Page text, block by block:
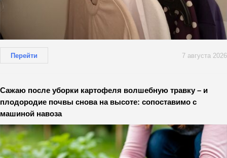
Перейти 7 августа 2026
Сажаю после уборки картофеля волшебную травку – и
плодородие почвы снова на высоте: сопоставимо с
машиной навоза